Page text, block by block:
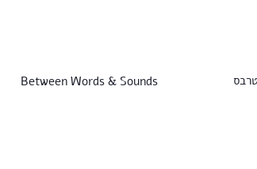
Between Words & Sounds